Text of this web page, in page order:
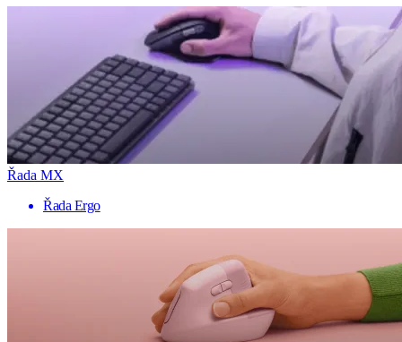
Řada MX
Řada Ergo